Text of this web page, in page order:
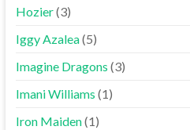
Hozier(3)
Iggy Azalea(5)
Imagine Dragons (3)
Imani Williams (1)
Iron Maiden(1)